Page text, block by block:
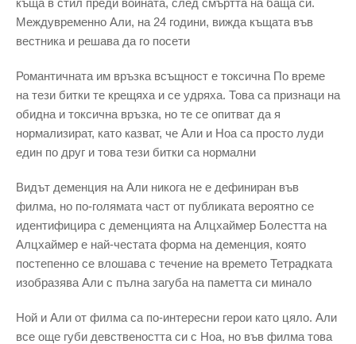
Междувременно Али, на 24 години, вижда къщата във
вестника и решава да го посети
Романтичната им връзка всъщност е токсична По време
на тези битки те крещяха и се удряха. Това са признаци на
обидна и токсична връзка, но те се опитват да я
нормализират, като казват, че Али и Ноа са просто луди
един по друг и това тези битки са нормални
Видът деменция на Али никога не е дефиниран във
филма, но по-голямата част от публиката вероятно се
идентифицира с деменцията на Алцхаймер Болестта на
Алцхаймер е най-честата форма на деменция, която
постепенно се влошава с течение на времето Тетрадката
изобразява Али с пълна загуба на паметта си минало
Ной и Али от филма са по-интересни герои като цяло. Али
все още губи девствеността си с Ноа, но във филма това